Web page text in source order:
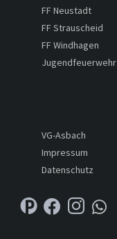
FF Neustadt
FF Strauscheid
FF Windhagen
Jugendfeuerwehr
VG-Asbach
Impressum
Datenschutz